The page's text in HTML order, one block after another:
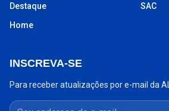
Destaque
Home
SAC
INSCREVA-SE
Para receber atualizações por e-mail da
Seu endereço de e-mail